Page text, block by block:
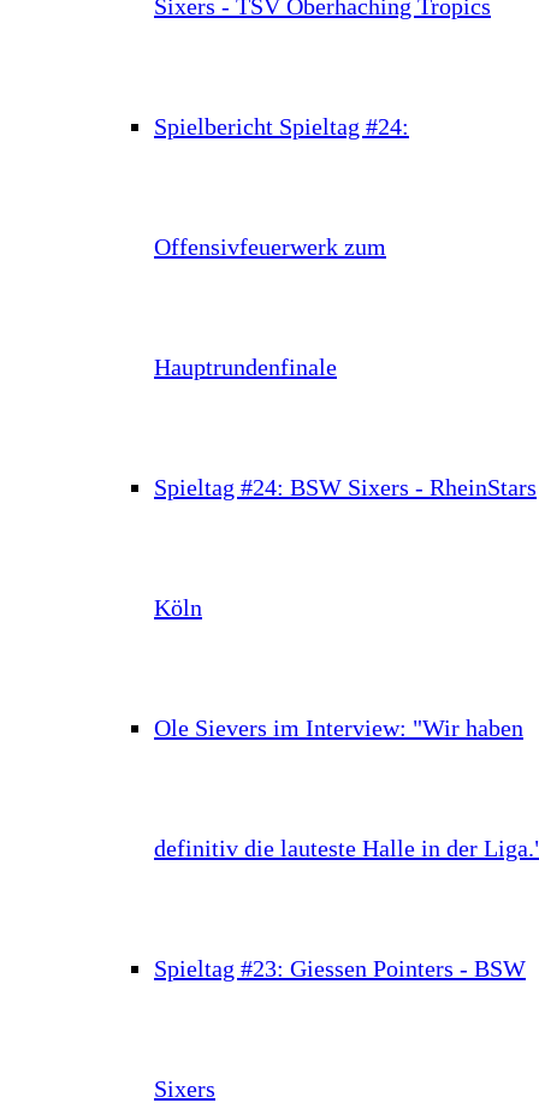
Sixers - TSV Oberhaching Tropics
Spielbericht Spieltag #24:
Offensivfeuerwerk zum
Hauptrundenfinale
Spieltag #24: BSW Sixers - RheinStars
Köln
Ole Sievers im Interview: "Wir haben
definitiv die lauteste Halle in der
Spieltag #23: Giessen Pointers - BSW
Sixers